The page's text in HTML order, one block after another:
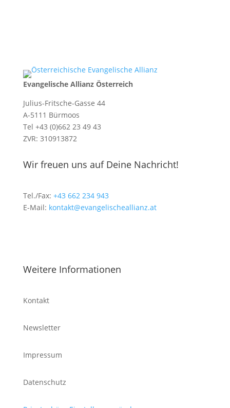
Evangelische Allianz Österreich
Julius-Fritsche-Gasse 44
A-5111 Bürmoos
Tel +43 (0)662 23 49 43
ZVR: 310913872
Wir freuen uns auf Deine Nachricht!
Tel./Fax: +43 662 234 943
E-Mail: kontakt@evangelischeallianz.at
Weitere Informationen
Kontakt
Newsletter
Impressum
Datenschutz